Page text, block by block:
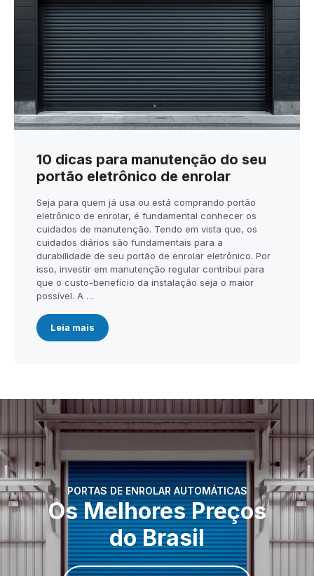
10 dicas para manutenção do seu
portão eletrônico de enrolar
Seja para quem já usa ou está comprando portão
eletrônico de enrolar, é fundamental conhecer os
cuidados de manutenção. Tendo em vista que, os
cuidados diários são fundamentais para a
durabilidade de seu portão de enrolar eletrônico. Por
isso, investir em manutenção regular contribui para
que o custo-benefício da instalação seja o maior
possível. A …
Leia mais
PORTAS DE ENROLAR AUTOMÁTICAS
Os Melhores Preços
do Brasil